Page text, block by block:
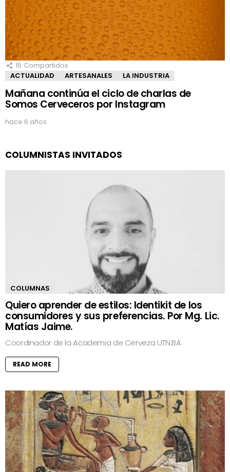
15 Compartidos
ACTUALIDAD
ARTESANALES LA INDUSTRIA
Mañana continúa el ciclo de charlas de
Somos Cerveceros por Instagram
hace 6 años
COLUMNISTAS INVITADOS
COLUMNAS
Quiero aprender de estilos: Identikit de los
consumidores y sus preferencias. Por Mg. Lic.
Matías Jaime.
Coordinador de la Academia de Cerveza UTN.BA
READ MORE